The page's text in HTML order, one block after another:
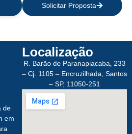
Solicitar Proposta
de
em
Localização
R. Barão de Paranapiacaba, 233
– Cj. 1105 – Encruzilhada, Santos
– SP, 11050-251